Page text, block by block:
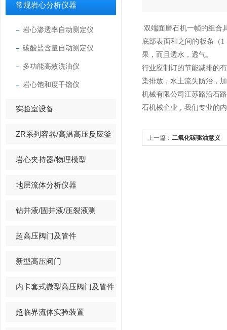
常规岩心分析仪器
岩心渗透率自动测定仪
碳酸盐含量自动测定仪
多功能高效洗油仪
岩心饱和度干馏仪
实验室设备
ZR系列容器/高温高压反应釜
岩心夹持器/物理模型
地层流体分析仪器
钻井液/固井液/压裂液测
超高压阀门及管件
新型高压阀门
内卡套式微型高压阀门及管件
超临界流体实验装置
双端面磨石机一帧的组合
底部表面和之间的板条（
果，而且透水，透气。
行业应制订的节能减排的
染排放，水土流失防治，
机械有限公司江苏路沿石
石机械企业，我们专业的
上一篇： 二氧化碳驱油意义